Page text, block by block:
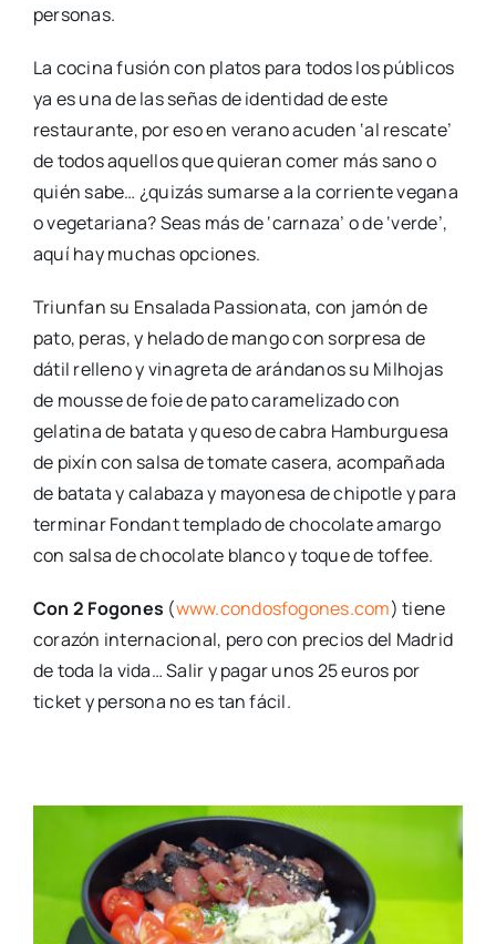
personas.
La cocina fusión con platos para todos los públicos
ya es una de las señas de identidad de este
restaurante, por eso en verano acuden ‘al rescate’
de todos aquellos que quieran comer más sano o
quién sabe… ¿quizás sumarse a la corriente vegana
o vegetariana? Seas más de ‘carnaza’ o de ‘verde’,
aquí hay muchas opciones.
Triunfan su Ensalada Passionata, con jamón de
pato, peras, y helado de mango con sorpresa de
dátil relleno y vinagreta de arándanos su Milhojas
de mousse de foie de pato caramelizado con
gelatina de batata y queso de cabra Hamburguesa
de pixín con salsa de tomate casera, acompañada
de batata y calabaza y mayonesa de chipotle y para
terminar Fondant templado de chocolate amargo
con salsa de chocolate blanco y toque de toffee.
Con 2 Fogones (www.condosfogones.com) tiene
corazón internacional, pero con precios del Madrid
de toda la vida… Salir y pagar unos 25 euros por
ticket y persona no es tan fácil.